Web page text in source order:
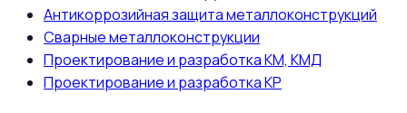
Антикоррозийная защита металлоконструкций
Сварные металлоконструкции
Проектирование и разработка КМ, КМД
Проектирование и разработка КР